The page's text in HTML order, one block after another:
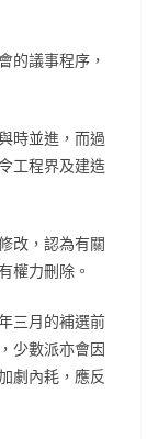
的議事程序，
時並進，而過
工程界及建造
改，認為有關
權力刪除。
三月的補選前
少數派亦會因
劇內耗，應反